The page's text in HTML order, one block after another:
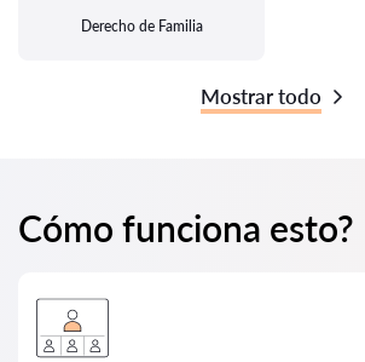
Derecho de Familia
Mostrar todo
Cómo funciona esto?